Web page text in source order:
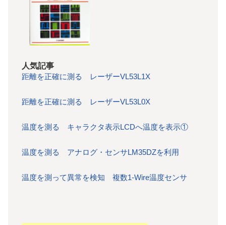
人気記事
距離を正確に測る レーザーVL53L1X
距離を正確に測る レーザーVL53L0X
温度を測る キャラクタ表示LCDへ温度を表示①
温度を測る アナログ・センサLM35DZを利用
温度を測って異常を検知 複数1-Wire温度センサ